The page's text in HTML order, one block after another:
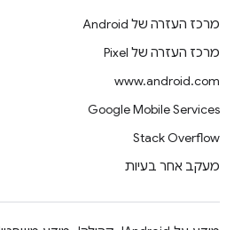
מרכז העזרה של Android
מרכז העזרה של Pixel
www.android.com
Google Mobile Services
Stack Overflow
מעקב אחר בעיות